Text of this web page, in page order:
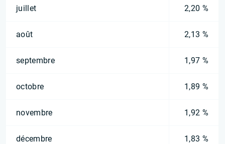
juillet 2,20 %
août 2,13 %
septembre 1,97 %
octobre 1,89 %
novembre 1,92 %
décembre 1,83 %